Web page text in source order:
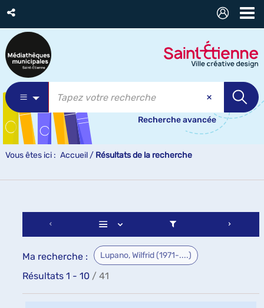
Recherche avancée
Vous êtes ici : Accueil / Résultats de la recherche
Ma recherche : Lupano, Wilfrid (1971-....)
Résultats 1 - 10 / 41